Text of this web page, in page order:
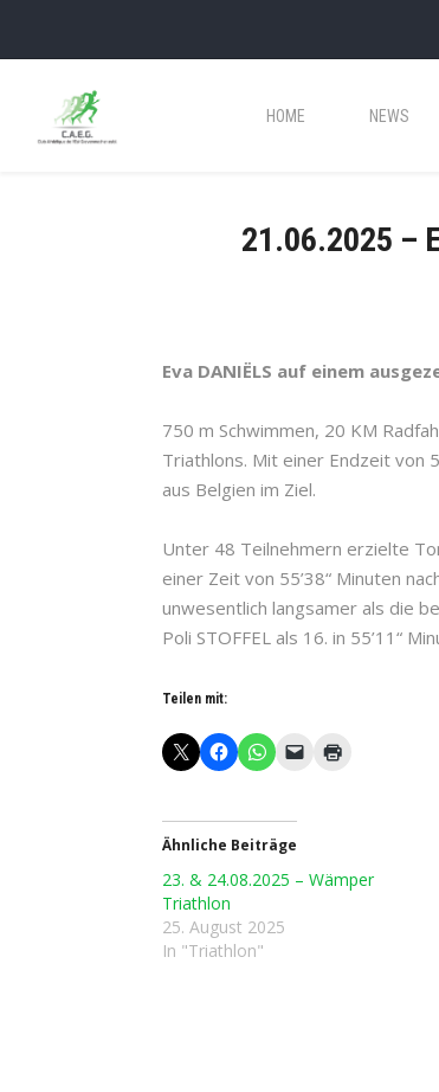
HOME NEWS
21.06.2025 –
Eva DANIËLS auf einem
750 m Schwimmen, 20 KM
Triathlons. Mit einer Endzeit von
aus Belgien im Ziel.
Unter 48 Teilnehmern erzielte
einer Zeit von 55’38“ Minuten
unwesentlich langsamer als die
Poli STOFFEL als 16. in 55’11“
Teilen mit:
Ähnliche Beiträge
23. & 24.08.2025 – Wämper
Triathlon
25. August 2025
In "Triathlon"